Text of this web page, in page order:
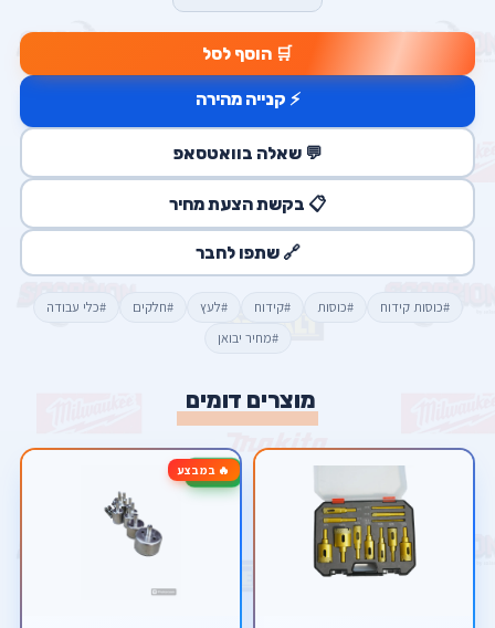
🛒 הוסף לסל
⚡ קנייה מהירה
💬 שאלה בוואטסאפ
📋 בקשת הצעת מחיר
🔗 שתפו לחבר
#כוסות קידוח #כוסות #קידוח #לעץ #חלקים
#כלי עבודה
#מחיר יבואן
מוצרים דומים
🔥 במבצע-93%